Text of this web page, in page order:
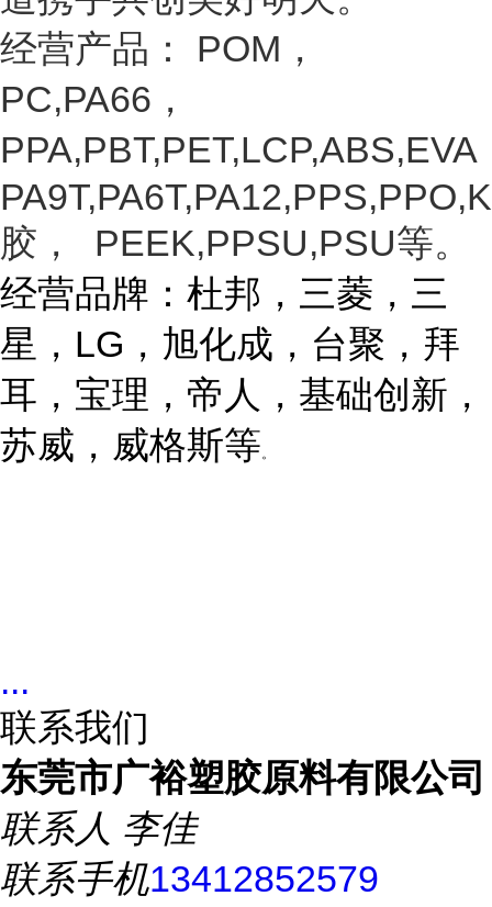
经营产品： POM ，
PC,PA66，
PPA,PBT,PET,LCP,ABS,EVA
PA9T,PA6T,PA12,PPS,PPO,K
胶， PEEK,PPSU,PSU等。
经营品牌：杜邦，三菱，三
星， LG ，旭化成，台聚，拜
耳，宝理，帝人，基础创新，
苏威，威格斯等。
...
联系我们
东莞市广裕塑胶原料有限公司
联系人 李佳
联系手机13412852579